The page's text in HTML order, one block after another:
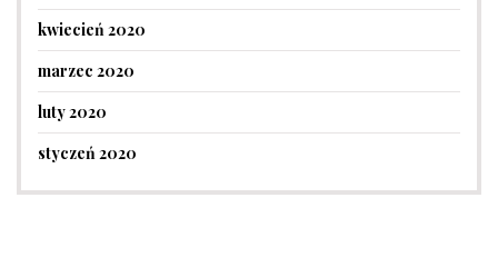
kwiecień 2020
marzec 2020
luty 2020
styczeń 2020